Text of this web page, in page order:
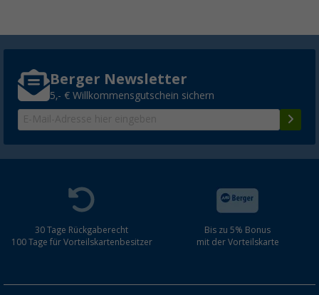
Berger Newsletter
5,- € Willkommensgutschein sichern
30 Tage Rückgaberecht
100 Tage für Vorteilskartenbesitzer
Bis zu 5% Bonus
mit der Vorteilskarte